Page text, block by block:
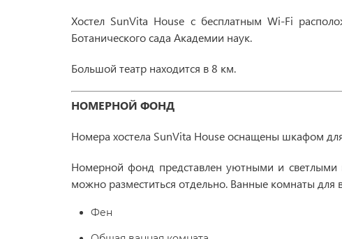
Хостел SunVita House с бесплатным Wi-Fi
Ботанического сада Академии наук.
Большой театр находится в 8 км.
НОМЕРНОЙ ФОНД
Номера хостела SunVita House оснащены шкафом
Номерной фонд представлен уютными и
можно разместиться отдельно. Ванные комнаты для
Фен